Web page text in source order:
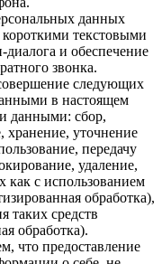
данных
текстовыми
и обеспечение
звонка.
следующих
в настоящем
данными: сбор,
хранение, уточнение
передачу
удаление,
как с использованием
обработка),
таких средств
обработка).
что предоставление